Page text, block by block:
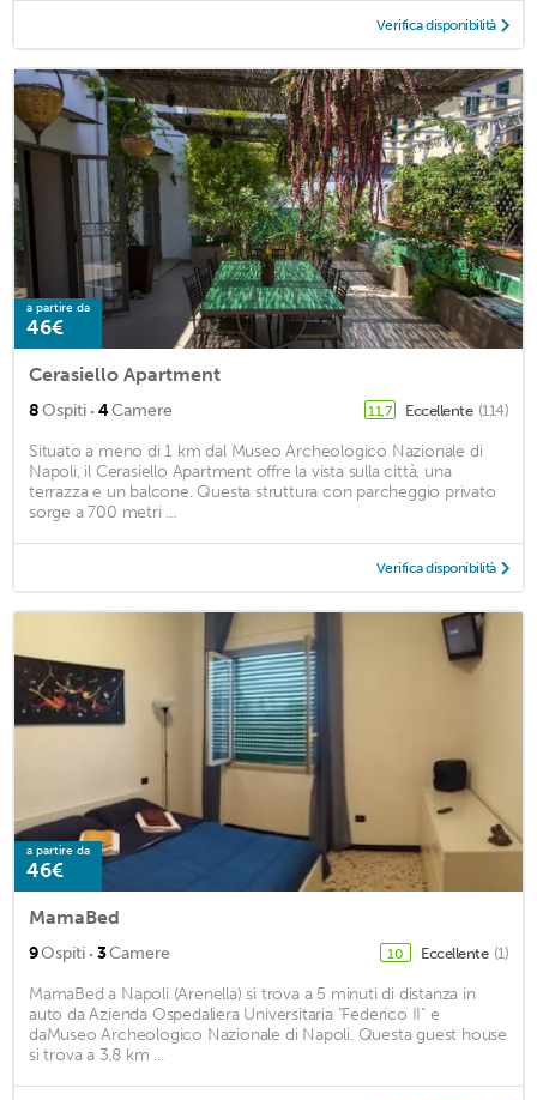
Verifica disponibilità
a partire da
46€
Cerasiello Apartment
8Ospiti · 4Camere 11,7 Eccellente (114)
Situato a meno di 1 km dal Museo Archeologico Nazionale di
Napoli, il Cerasiello Apartment offre la vista sulla città, una
terrazza e un balcone. Questa struttura con parcheggio privato
sorge a 700 metri ...
Verifica disponibilità
a partire da
46€
MamaBed
9Ospiti · 3Camere 10 Eccellente (1)
MamaBed a Napoli (Arenella) si trova a 5 minuti di distanza in
auto da Azienda Ospedaliera Universitaria "Federico II" e
daMuseo Archeologico Nazionale di Napoli. Questa guest house
si trova a 3,8 km ...